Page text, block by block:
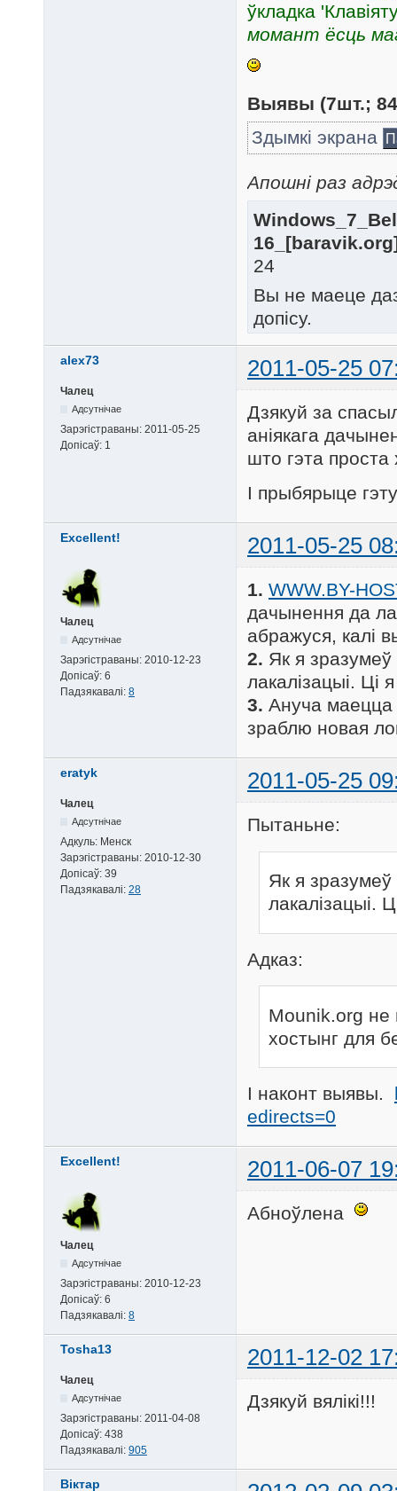
ўкладка
момант ёсць
Выявы (7шт.;
Здымкі экрана
Апошні раз
24
Вы не маеце
допісу.
alex73 2011-05-25
Чалец
Адсутнічае
Зарэгістраваны: 2011-05-25
Допісаў: 1
Дзякуй за
аніякага
што гэта проста
І прыбярыце
Excellent! 2011-05-25
Чалец
Адсутнічае
Зарэгістраваны: 2010-12-23
Допісаў: 6
Падзякавалі: 8
1. WWW.BY-
дачынення да
абражуся, калі
2. Як я
лакалізацыі. Ці
3. Ануча маецца
зраблю новая
eratyk 2011-05-25
Чалец
Адсутнічае
Адкуль: Менск
Зарэгістраваны: 2010-12-30
Допісаў: 39
Падзякавалі: 28
Пытаньне:
Як я
лакалізацыі.
Адказ:
Mounik.org не
хостынг для
І наконт выявы.
edirects=0
Excellent! 2011-06-07
Чалец
Адсутнічае
Зарэгістраваны: 2010-12-23
Допісаў: 6
Падзякавалі: 8
Абноўлена
Tosha13 2011-12-02
Чалец
Адсутнічае
Зарэгістраваны: 2011-04-08
Допісаў: 438
Падзякавалі: 905
Дзякуй вялікі!!!
Віктар